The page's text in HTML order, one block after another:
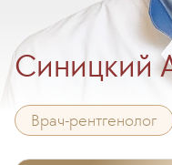
Синицкий
Врач-рентгенолог